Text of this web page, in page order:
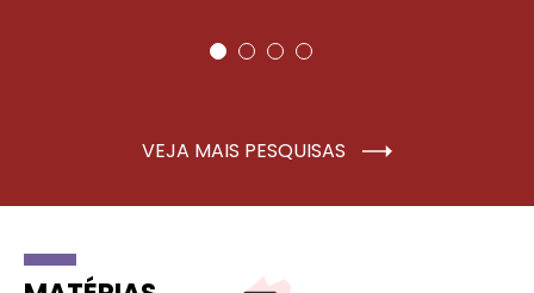
VEJA MAIS PESQUISAS